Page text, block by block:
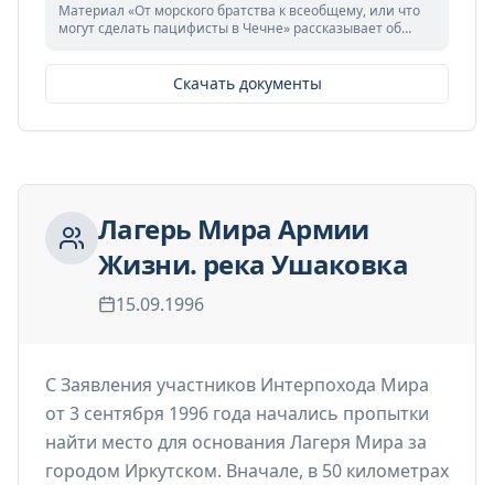
Материал «От морского братства к всеобщему, или что
могут сделать пацифисты в Чечне» рассказывает об
миротворческой гражданской инициативы, выросшей
из идей и практики Клуба интернационального
морского братства. Объединённые принципиальным
дипломатию, добровольцы отправляются в зону
стремясь привлечь внимание общества и власти к
что их путь — это осознанный выбор гражданской
ответственности, основанный на убеждении, что мир
может быть достигнут не силой, а солидарностью,
личным участием и готовностью действовать, даже если
результат кажется наивным или утопичным, потому что
без таких попыток общество утрачивает право
Скачать документы
Лагерь Мира Армии
Жизни. река Ушаковка
15.09.1996
С Заявления участников Интерпохода Мира
от 3 сентября 1996 года начались пропытки
найти место для основания Лагеря Мира за
городом Иркутском. Вначале, в 50 километрах